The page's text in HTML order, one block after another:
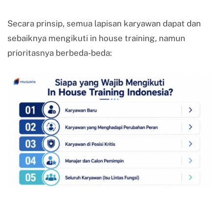
Secara prinsip, semua lapisan karyawan dapat dan
sebaiknya mengikuti in house training, namun
prioritasnya berbeda-beda: